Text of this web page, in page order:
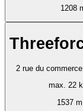
1208
2 rue du
max. 22
1537 m